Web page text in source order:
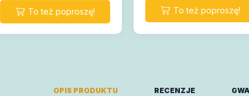
OPIS PRODUKTU RECENZJE